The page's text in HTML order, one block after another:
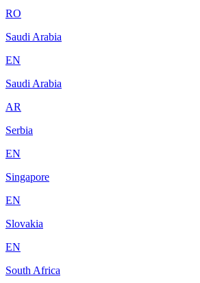
RO
Saudi Arabia
EN
Saudi Arabia
AR
Serbia
EN
Singapore
EN
Slovakia
EN
South Africa